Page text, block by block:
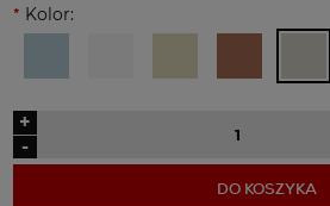
* Kolor:
-
+
DO KOSZYKA